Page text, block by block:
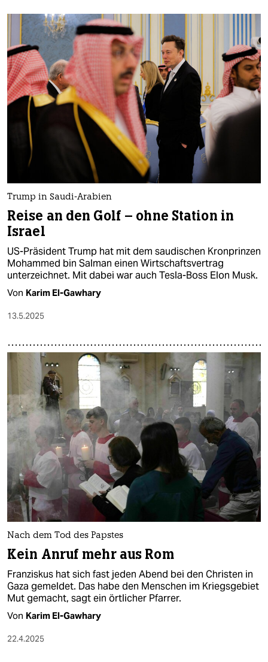
Trump in Saudi-Arabien
Reise an den Golf – ohne Station in
Israel
US-Präsident Trump hat mit dem saudischen Kronprinzen
Mohammed bin Salman einen Wirtschaftsvertrag
unterzeichnet. Mit dabei war auch Tesla-Boss Elon Musk.
Von Karim El-Gawhary
13.5.2025
Nach dem Tod des Papstes
Kein Anruf mehr aus Rom
Franziskus hat sich fast jeden Abend bei den Christen in
Gaza gemeldet. Das habe den Menschen im Kriegsgebiet
Mut gemacht, sagt ein örtlicher Pfarrer.
Von Karim El-Gawhary
22.4.2025